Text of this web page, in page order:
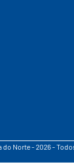
do Norte - 2026 -